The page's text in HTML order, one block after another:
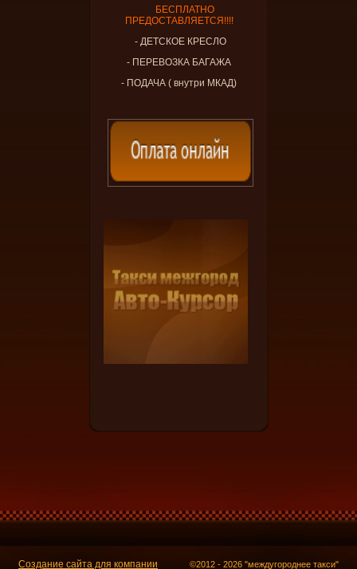
БЕСПЛАТНО
ПРЕДОСТАВЛЯЕТСЯ!!!!
- ДЕТСКОЕ КРЕСЛО
- ПЕРЕВОЗКА БАГАЖА
- ПОДАЧА ( внутри МКАД)
Создание сайта для компании ©2012 - 2026 "междугороднее такси"